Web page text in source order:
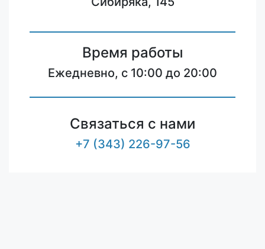
Время работы
Ежедневно, с 10:00 до 20:00
Связаться с нами
+7 (343) 226-97-56